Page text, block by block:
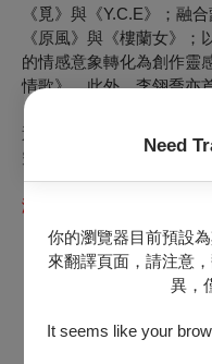
Need
你的瀏覽器目前預設
來翻譯頁面，請注意
異，
It seems like your
《覓》與《Y.C.E》；融
《原風》與《樓蘭女》
的情感意象轉化為創作靈
情歌》。此外，李翎喬亦
《暗訪》，以北管音樂素
透過多樣的音樂風格，引
空間中流動、停駐與轉化
演出曲目
《昭君怨》張高翔整理
《覓》楊青曲
黃俊達曲
Y.C.E》趙立瑋曲